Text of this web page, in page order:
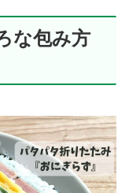
な包み方